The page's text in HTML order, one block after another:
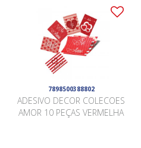
7898500388802
ADESIVO DECOR COLECOES
AMOR 10 PEÇAS VERMELHA